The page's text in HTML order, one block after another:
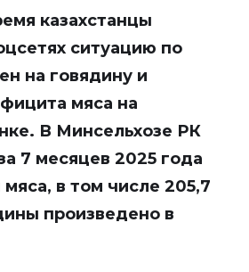
казахстанцы
ситуацию по
на говядину и
мяса на
В Минсельхозе РК
7 месяцев 2025 года
в том числе 205,7
произведено в